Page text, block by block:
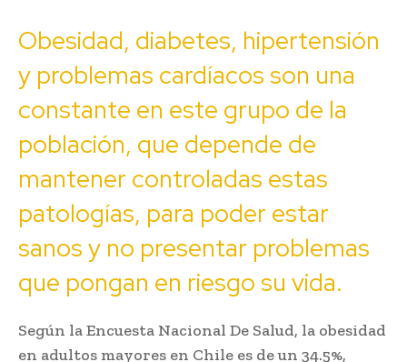
Obesidad, diabetes, hipertensión
y problemas cardíacos son una
constante en este grupo de la
población, que depende de
mantener controladas estas
patologías, para poder estar
sanos y no presentar problemas
que pongan en riesgo su vida.
Según la Encuesta Nacional De Salud, la obesidad
en adultos mayores en Chile es de un 34.5%,